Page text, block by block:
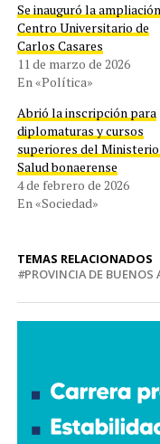
Se inauguró la
Centro Universitario de
Carlos Casares
11 de marzo de 2026
En «Política»
Abrió la inscripción para
diplomaturas y cursos
superiores del Ministerio
Salud bonaerense
4 de febrero de 2026
En «Sociedad»
TEMAS RELACIONADOS
PROVINCIA DE BUENOS